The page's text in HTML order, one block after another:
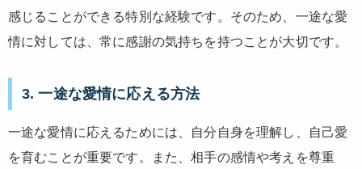
感じることができる特別な経験です。そのため、一途な愛
情に対しては、常に感謝の気持ちを持つことが大切です。
3. 一途な愛情に応える方法
一途な愛情に応えるためには、自分自身を理解し、自己愛
を育むことが重要です。また、相手の感情や考えを尊重